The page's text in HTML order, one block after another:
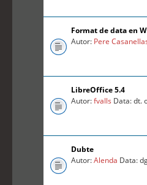
Format de data en
Autor: Pere
LibreOffice 5.4
Autor:fvalls Data: dt.
Dubte
Autor:Alenda Data: